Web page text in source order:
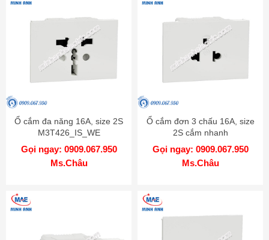
Ổ cắm đa năng 16A, size 2S
M3T426_IS_WE
Gọi ngay: 0909.067.950
Ms.Châu
Ổ cắm đơn 3 chấu 16A, size
2S cắm nhanh
M3T426UST_WE
Gọi ngay: 0909.067.950
Ms.Châu